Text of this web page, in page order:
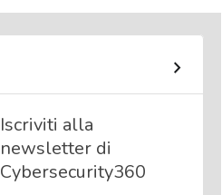
Iscriviti alla
newsletter di
Cybersecurity360